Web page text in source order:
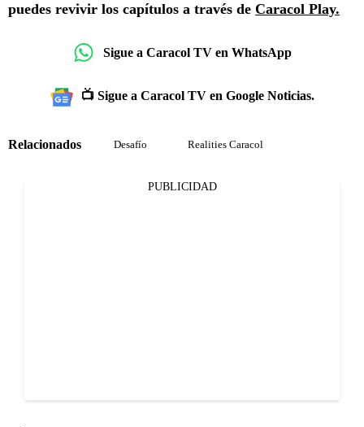
puedes revivir los capítulos a través de Caracol Play.
Sigue a Caracol TV en WhatsApp
📺 Sigue a Caracol TV en Google Noticias.
Relacionados Desafío Realities Caracol
PUBLICIDAD